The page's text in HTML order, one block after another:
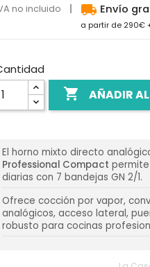
no incluido local_shipping Envío
a partir de 290€
 AÑADIR
El horno mixto directo
Professional Compact permite
diarias con 7 bandejas GN 2/1.
Ofrece cocción por vapor,
analógicos, acceso lateral,
robusto para cocinas